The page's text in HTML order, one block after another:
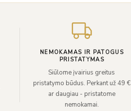
NEMOKAMAS IR PATOGUS
PRISTATYMAS
Siūlome įvairius greitus
pristatymo būdus. Perkant už 49 €
ar daugiau - pristatome
nemokamai.